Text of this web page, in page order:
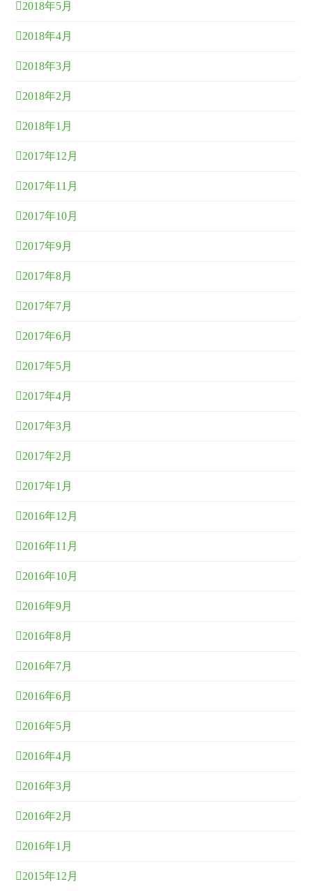
2018年5月
2018年4月
2018年3月
2018年2月
2018年1月
2017年12月
2017年11月
2017年10月
2017年9月
2017年8月
2017年7月
2017年6月
2017年5月
2017年4月
2017年3月
2017年2月
2017年1月
2016年12月
2016年11月
2016年10月
2016年9月
2016年8月
2016年7月
2016年6月
2016年5月
2016年4月
2016年3月
2016年2月
2016年1月
2015年12月